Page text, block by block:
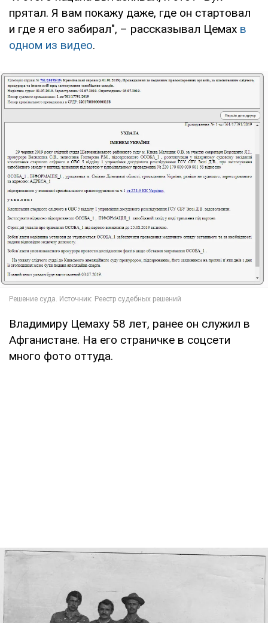
прятал. Я вам покажу даже, где он стартовал
и где я его забирал", – рассказывал Цемах в
одном из видео.
Владимиру Цемаху 58 лет, ранее он служил в
Афганистане. На его страничке в соцсети
много фото оттуда.